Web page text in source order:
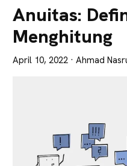
Tajam
Anuitas:
Menghitung
April 10, 2022 · Ahmad